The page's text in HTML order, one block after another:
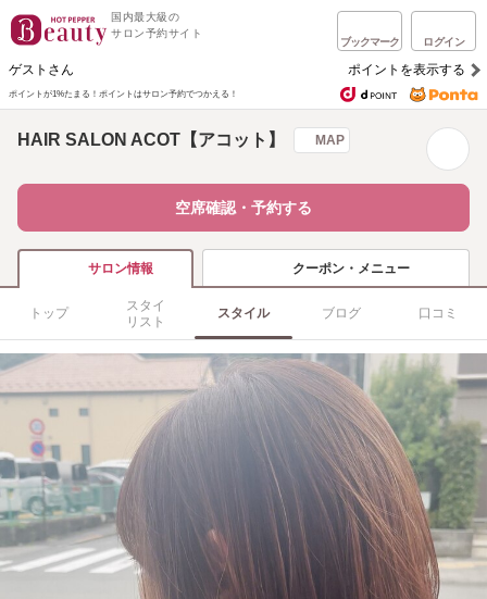
国内最大級の
サロン予約サイト
ブックマーク ログイン
ゲストさん ポイントを表示する
ポイントが1%たまる！ ポイントはサロン予約でつかえる！
HAIR SALON ACOT【アコット】 MAP
空席確認・予約する
サロン情報 クーポン・メニュー
トップ
スタイ
リスト
スタイル ブログ 口コミ